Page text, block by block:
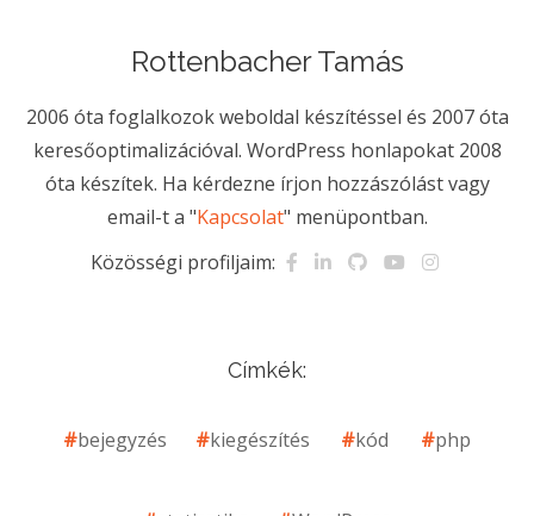
Rottenbacher Tamás
2006 óta foglalkozok weboldal készítéssel és 2007 óta
keresőoptimalizációval. WordPress honlapokat 2008
óta készítek. Ha kérdezne írjon hozzászólást vagy
email-t a "Kapcsolat" menüpontban.
Közösségi profiljaim:
Címkék:
bejegyzés kiegészítés kód php